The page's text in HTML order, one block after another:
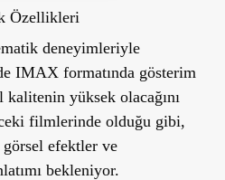
Özellikleri
deneyimleriyle
IMAX formatında gösterim
kalitenin yüksek olacağını
filmlerinde olduğu gibi,
efektler ve
bekleniyor.